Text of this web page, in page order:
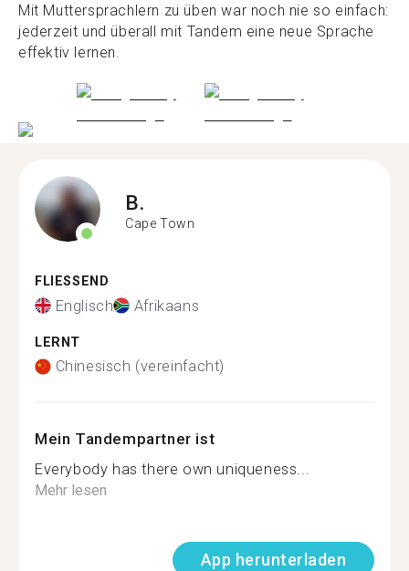
Mit Muttersprachlern zu üben war noch nie so einfach:
jederzeit und überall mit Tandem eine neue Sprache
effektiv lernen.
B.
Cape Town
FLIESSEND
Englisch Afrikaans
LERNT
Chinesisch (vereinfacht)
Mein Tandempartner ist
Everybody has there own uniqueness...
Mehr lesen
App herunterladen